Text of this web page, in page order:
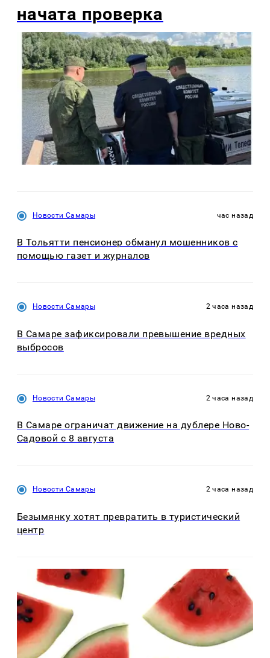
начата проверка
Новости Самары час назад
В Тольятти пенсионер обманул мошенников с
помощью газет и журналов
Новости Самары 2 часа назад
В Самаре зафиксировали превышение вредных
выбросов
Новости Самары 2 часа назад
В Самаре ограничат движение на дублере Ново-
Садовой с 8 августа
Новости Самары 2 часа назад
Безымянку хотят превратить в туристический
центр